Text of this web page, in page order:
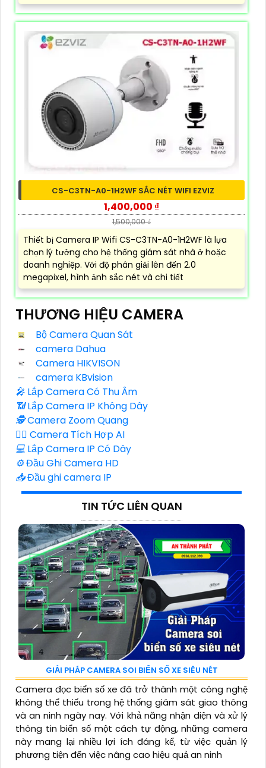
CS-C3TN-A0-1H2WF SẮC NÉT WIFI EZVIZ
1,400,000 ₫
1,500,000 ₫
Thiết bị Camera IP Wifi CS-C3TN-A0-1H2WF là lựa
chọn lý tưởng cho hệ thống giám sát nhà ở hoặc
doanh nghiệp. Với độ phân giải lên đến 2.0
megapixel, hình ảnh sắc nét và chi tiết
THƯƠNG HIỆU CAMERA
Bộ Camera Quan Sát
camera Dahua
Camera HIKVISON
camera KBvision
️🎤️ Lắp Camera Có Thu Âm
📶Lắp Camera IP Không Dây
🕵️Camera Zoom Quang
🧛‍♀️ Camera Tích Hợp AI
💻 Lắp Camera IP Có Dây
⚙️Đầu Ghi Camera HD
📥Đầu ghi camera IP
TIN TỨC LIÊN QUAN
GIẢI PHÁP CAMERA SOI BIỂN SỐ XE SIÊU NÉT
Camera đọc biển số xe đã trở thành một công nghệ
không thể thiếu trong hệ thống giám sát giao thông
và an ninh ngày nay. Với khả năng nhận diện và xử lý
thông tin biển số một cách tự động, những camera
này mang lại nhiều lợi ích đáng kể, từ việc quản lý
phương tiện đến việc nâng cao hiệu quả an ninh